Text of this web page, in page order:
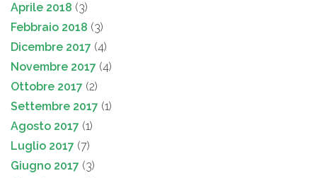
Aprile 2018 (3)
Febbraio 2018 (3)
Dicembre 2017 (4)
Novembre 2017 (4)
Ottobre 2017 (2)
Settembre 2017 (1)
Agosto 2017 (1)
Luglio 2017 (7)
Giugno 2017 (3)